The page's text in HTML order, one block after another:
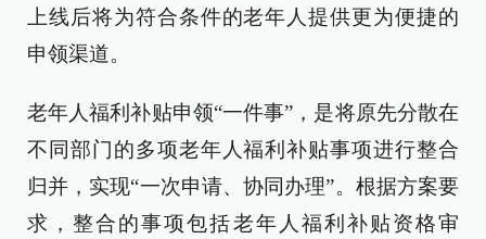
上线后将为符合条件的老年人提供更为便捷的
申领渠道。
老年人福利补贴申领“一件事”，是将原先分散在
不同部门的多项老年人福利补贴事项进行整合
归并，实现“一次申请、协同办理”。根据方案要
求，整合的事项包括老年人福利补贴资格审